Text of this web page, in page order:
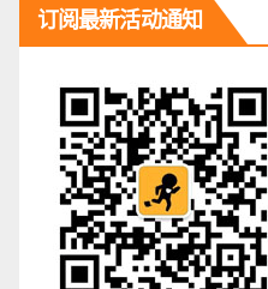
订阅最新活动通知